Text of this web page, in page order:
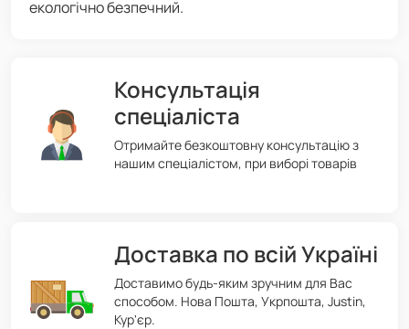
екологічно безпечний.
Консультація
спеціаліста
Отримайте безкоштовну консультацію з
нашим спеціалістом, при виборі товарів
Доставка по всій Україні
Доставимо будь-яким зручним для Вас
способом. Нова Пошта, Укрпошта, Justin,
Кур'єр.